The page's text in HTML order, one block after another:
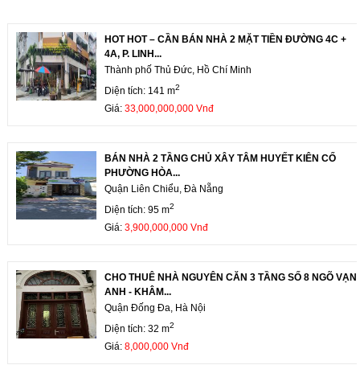
HOT HOT – CẦN BÁN NHÀ 2 MẶT TIỀN ĐƯỜNG 4C +
4A, P. LINH...
Thành phố Thủ Đức, Hồ Chí Minh
Diện tích: 141 m2
Giá:33,000,000,000 Vnđ
BÁN NHÀ 2 TẦNG CHỦ XÂY TÂM HUYẾT KIÊN CỐ
PHƯỜNG HÒA...
Quận Liên Chiểu, Đà Nẵng
Diện tích: 95 m2
Giá:3,900,000,000 Vnđ
CHO THUÊ NHÀ NGUYÊN CĂN 3 TẦNG SỐ 8 NGÕ VẠN
ANH - KHÂM...
Quận Đống Đa, Hà Nội
Diện tích: 32 m2
Giá:8,000,000 Vnđ